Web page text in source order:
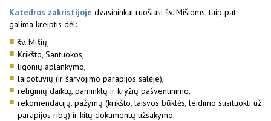
Katedros zakristijoje dvasininkai ruošiasi šv. Mišioms, taip pat
galima kreiptis dėl:
šv. Mišių,
Krikšto, Santuokos,
ligonių aplankymo,
laidotuvių (ir šarvojimo parapijos salėje),
religinių daiktų, paminklų ir kryžių pašventinimo,
rekomendacijų, pažymų (krikšto, laisvos būklės, leidimo susituokti už
parapijos ribų) ir kitų dokumentų užsakymo.